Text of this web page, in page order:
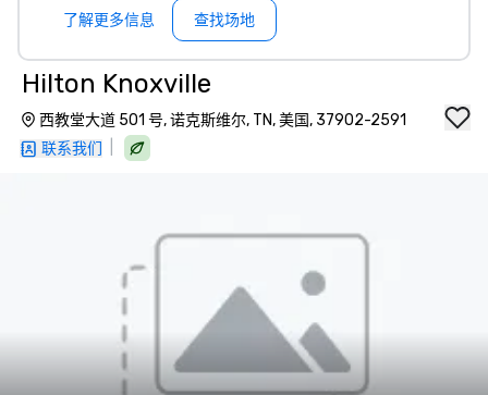
了解更多信息 查找场地
Hilton Knoxville
西教堂大道 501 号, 诺克斯维尔, TN, 美国, 37902-2591
联系我们